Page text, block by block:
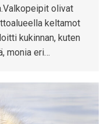
olivat
keltamot
kukinnan, kuten
monia eri…